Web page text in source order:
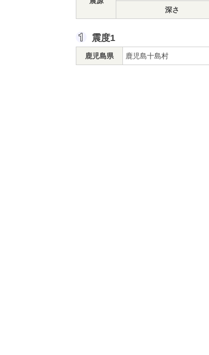
深さ
震度1
鹿児島県 鹿児島十島村